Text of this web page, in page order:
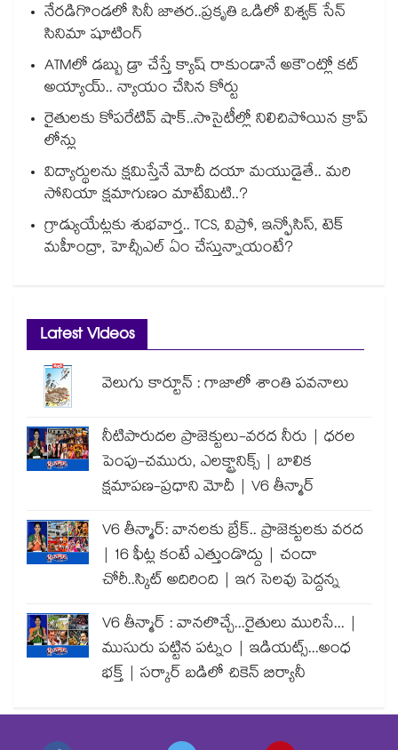
నేరడిగొండలో సినీ జాతర..ప్రకృతి ఒడిలో విశ్వక్ సేన్
సినిమా షూటింగ్
ATMలో డబ్బు డ్రా చేస్తే క్యాష్ రాకుండానే అకౌంట్లో కట్
అయ్యాయ్.. న్యాయం చేసిన కోర్టు
రైతులకు కోపరేటివ్ షాక్..సొసైటీల్లో నిలిచిపోయిన క్రాప్
లోన్లు
విద్యార్థులను క్షమిస్తేనే మోదీ దయా మయుడైతే.. మరి
సోనియా క్షమాగుణం మాటేమిటి..?
గ్రాడ్యుయేట్లకు శుభవార్త.. TCS, విప్రో, ఇన్ఫోసిస్, టెక్
మహీంద్రా, హెచ్సీఎల్ ఏం చేస్తున్నాయంటే?
Latest Videos
వెలుగు కార్టూన్ : గాజాలో శాంతి పవనాలు
నీటిపారుదల ప్రాజెక్టులు-వరద నీరు | ధరల
పెంపు-చమురు, ఎలక్ట్రానిక్స్ | బాలిక
క్షమాపణ-ప్రధాని మోదీ | V6 తీన్మార్
V6 తీన్మార్: వానలకు బ్రేక్.. ప్రాజెక్టులకు వరద
| 16 ఫీట్ల కంటే ఎత్తుండొద్దు | చందా
చోరీ..స్కిట్ అదిరింది | ఇగ సెలవు పెద్దన్న
V6 తీన్మార్ : వానలొచ్చే...రైతులు మురిసే... |
ముసురు పట్టిన పట్నం | ఇడియట్స్...అంధ
భక్త్ | సర్కార్ బడిలో చికెన్ బిర్యానీ